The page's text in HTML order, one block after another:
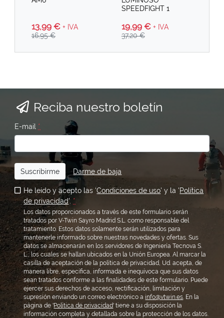
13,99 € + IVA
16,95 €
SPEEDFIGHT 1
19,99 € + IVA
37,20 €
Reciba nuestro boletín
E-mail *
Suscribirme Darme de baja
He leído y acepto las 'Condiciones de uso' y la 'Política
de privacidad'. *
Los datos proporcionados a través de este formulario serán
tratados por V-Twin Sayro Madrid S.L. como responsable del
tratamiento. Estos datos solamente serán utilizados para
mantenerle informado sobre nuestras novedades y ofertas. Sus
datos se almacenarán en los servidores de Ingeniería Tecnova S.
L., los cuales se hallan ubicados en la Unión Europea. Al marcar la
casilla de aceptación de la política de privacidad, Ud. acepta, de
manera libre, específica, informada e inequívoca que sus datos
sean tratados conforme a las finalidades de este formulario. Puede
ejercer sus derechos de acceso, rectificación, limitación y
supresión enviando un correo electrónico a info@vtwin.es . En la
página de 'Política de privacidad' tiene a su disposición la
información completa y detallada sobre la protección de los datos.